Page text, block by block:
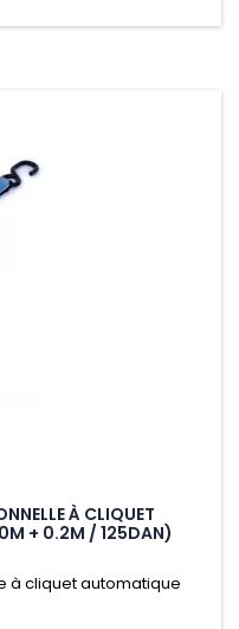
À CLIQUET
+ 0.2M / 125DAN)
à cliquet automatique
/ 125daN), simple et